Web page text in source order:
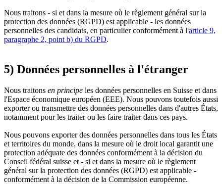
Nous traitons - si et dans la mesure où le règlement général sur la
protection des données (RGPD) est applicable - les données
personnelles des candidats, en particulier conformément à l'article 9,
paragraphe 2, point b) du RGPD.
5) Données personnelles à l'étranger
Nous traitons en principe les données personnelles en Suisse et dans
l'Espace économique européen (EEE). Nous pouvons toutefois aussi
exporter ou transmettre des données personnelles dans d'autres États,
notamment pour les traiter ou les faire traiter dans ces pays.
Nous pouvons exporter des données personnelles dans tous les États
et territoires du monde, dans la mesure où le droit local garantit une
protection adéquate des données conformément à la décision du
Conseil fédéral suisse et - si et dans la mesure où le règlement
général sur la protection des données (RGPD) est applicable -
conformément à la décision de la Commission européenne.